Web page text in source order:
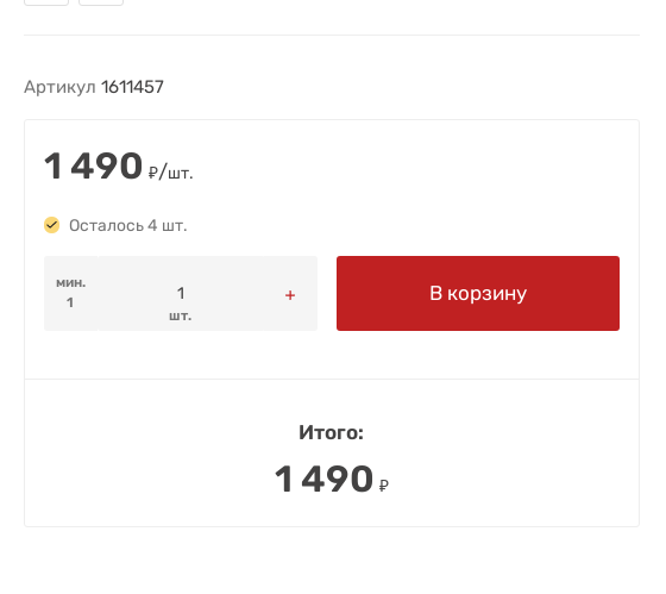
Артикул 1611457
1 490 ₽/шт.
Осталось 4 шт.
мин.
1
шт.
В корзину
Итого:
1 490 ₽